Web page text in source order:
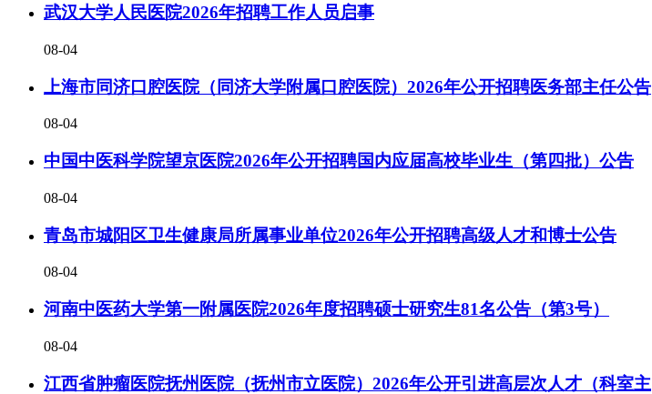
武汉大学人民医院2026年招聘工作人员启事
08-04
上海市同济口腔医院（同济大学附属口腔医院）2026年公开招聘医务部主任公告
08-04
中国中医科学院望京医院2026年公开招聘国内应届高校毕业生（第四批）公告
08-04
青岛市城阳区卫生健康局所属事业单位2026年公开招聘高级人才和博士公告
08-04
河南中医药大学第一附属医院2026年度招聘硕士研究生81名公告（第3号）
08-04
江西省肿瘤医院抚州医院（抚州市立医院）2026年公开引进高层次人才（科室主